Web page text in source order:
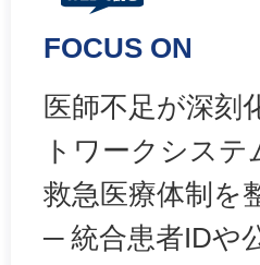
FOCUS ON
医師不足が深刻
トワークシステ
救急医療体制を
─ 統合患者IDや